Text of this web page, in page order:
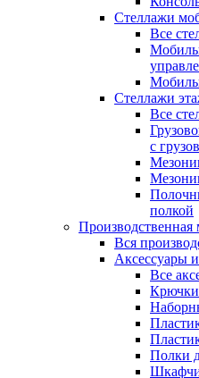
Стеллажи
Все
Стеллажи
Все
с
полкой
Производственная
Вся
Аксессуары
Все
Крючки
Полки